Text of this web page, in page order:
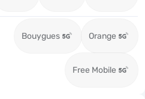
Bouygues Orange
Free Mobile